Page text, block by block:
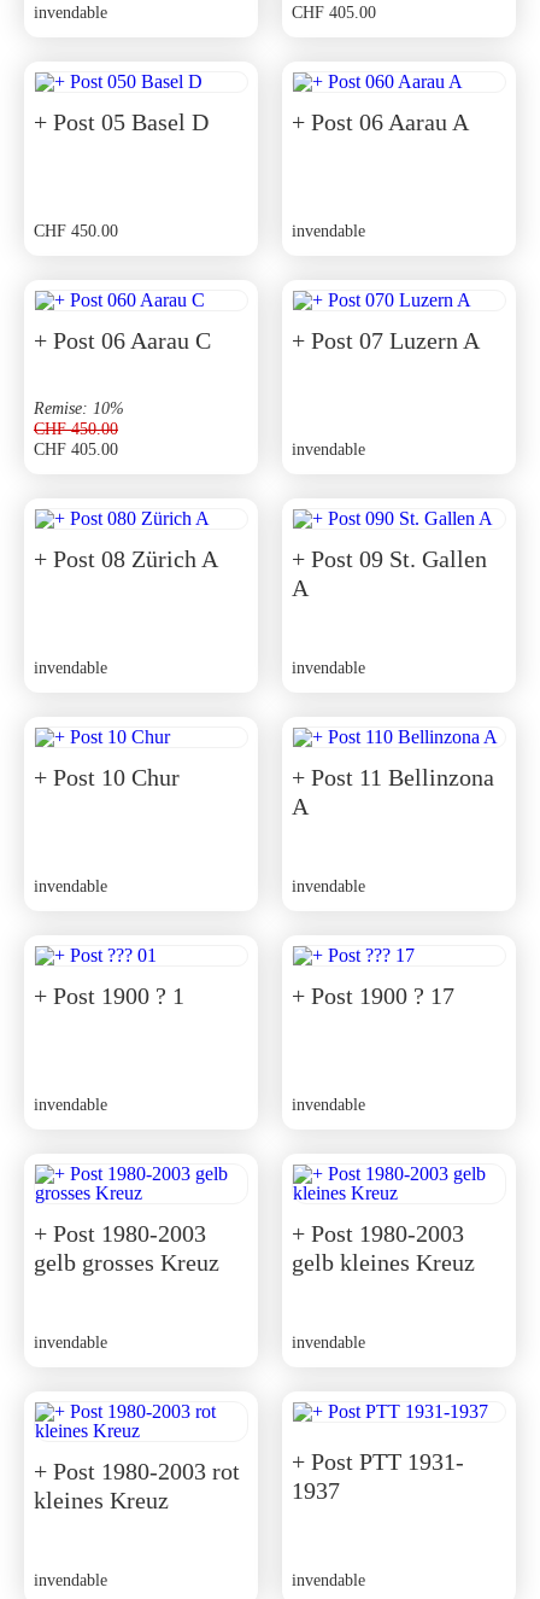
invendable
initial
était :
CHF 450.00.
CHF 405.00
actuel
est :
CHF 405.00.
+ Post 05 Basel D
CHF 450.00
+ Post 06 Aarau A
invendable
+ Post 06 Aarau C
CHF450.00
initial
était :
CHF 450.00.
CHF 405.00
actuel
est :
CHF 405.00.
Remise: 10%
+ Post 07 Luzern A
invendable
+ Post 08 Zürich A
invendable
+ Post 09 St. Gallen
A
invendable
+ Post 10 Chur
invendable
+ Post 11 Bellinzona
A
invendable
+ Post 1900 ? 1
invendable
+ Post 1900 ? 17
invendable
+ Post 1980-2003
gelb grosses Kreuz
invendable
+ Post 1980-2003
gelb kleines Kreuz
invendable
+ Post 1980-2003 rot
kleines Kreuz
invendable
+ Post PTT 1931-
1937
invendable